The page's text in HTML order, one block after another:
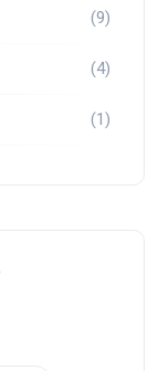
(9)
(4)
(1)